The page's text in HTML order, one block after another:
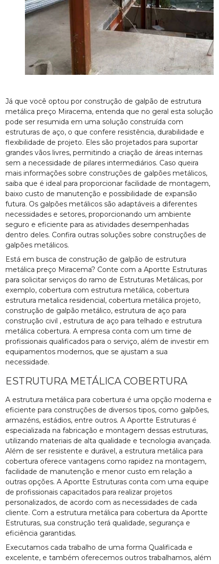
Já que você optou por construção de galpão de estrutura
metálica preço Miracema, entenda que no geral esta solução
pode ser resumida em uma solução construída com
estruturas de aço, o que confere resistência, durabilidade e
flexibilidade de projeto. Eles são projetados para suportar
grandes vãos livres, permitindo a criação de áreas internas
sem a necessidade de pilares intermediários. Caso queira
mais informações sobre construções de galpões metálicos,
saiba que é ideal para proporcionar facilidade de montagem,
baixo custo de manutenção e possibilidade de expansão
futura. Os galpões metálicos são adaptáveis a diferentes
necessidades e setores, proporcionando um ambiente
seguro e eficiente para as atividades desempenhadas
dentro deles. Confira outras soluções sobre construções de
galpões metálicos.
Está em busca de construção de galpão de estrutura
metálica preço Miracema? Conte com a Aportte Estruturas
para solicitar serviços do ramo de Estruturas Metálicas, por
exemplo, cobertura com estrutura metálica, cobertura
estrutura metalica residencial, cobertura metálica projeto,
construção de galpão metálico, estrutura de aço para
construção civil , estrutura de aço para telhado e estrutura
metálica cobertura. A empresa conta com um time de
profissionais qualificados para o serviço, além de investir em
equipamentos modernos, que se ajustam a sua
necessidade.
ESTRUTURA METÁLICA COBERTURA
A estrutura metálica para cobertura é uma opção moderna e
eficiente para construções de diversos tipos, como galpões,
armazéns, estádios, entre outros. A Aportte Estruturas é
especializada na fabricação e montagem dessas estruturas,
utilizando materiais de alta qualidade e tecnologia avançada.
Além de ser resistente e durável, a estrutura metálica para
cobertura oferece vantagens como rapidez na montagem,
facilidade de manutenção e menor custo em relação a
outras opções. A Aportte Estruturas conta com uma equipe
de profissionais capacitados para realizar projetos
personalizados, de acordo com as necessidades de cada
cliente. Com a estrutura metálica para cobertura da Aportte
Estruturas, sua construção terá qualidade, segurança e
eficiência garantidas.
Executamos cada trabalho de uma forma Qualificada e
excelente, e também oferecemos outros trabalhamos, além